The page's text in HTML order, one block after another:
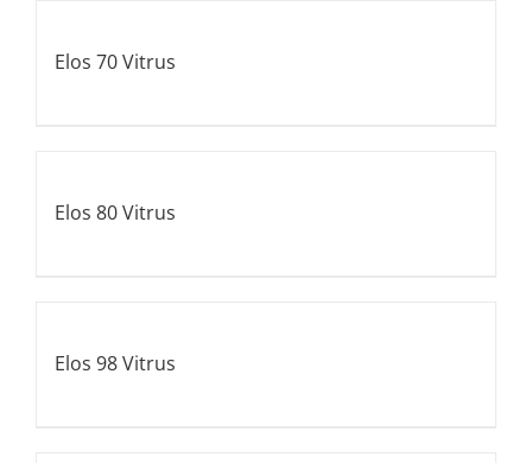
Elos 70 Vitrus
Elos 80 Vitrus
Elos 98 Vitrus